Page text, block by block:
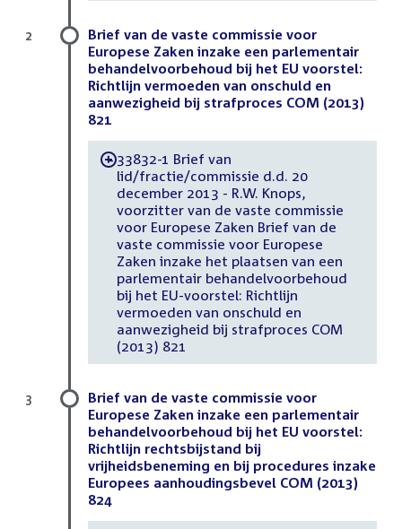
Brief van de vaste commissie voor
Europese Zaken inzake een parlementair
behandelvoorbehoud bij het EU voorstel:
Richtlijn vermoeden van onschuld en
aanwezigheid bij strafproces COM (2013)
821
-33832-1 Brief van
lid/fractie/commissie d.d. 20
december 2013 - R.W. Knops,
voorzitter van de vaste commissie
voor Europese Zaken Brief van de
vaste commissie voor Europese
Zaken inzake het plaatsen van een
parlementair behandelvoorbehoud
bij het EU-voorstel: Richtlijn
vermoeden van onschuld en
aanwezigheid bij strafproces COM
(2013) 821
2
Brief van de vaste commissie voor
Europese Zaken inzake een parlementair
behandelvoorbehoud bij het EU voorstel:
Richtlijn rechtsbijstand bij
vrijheidsbeneming en bij procedures inzake
Europees aanhoudingsbevel COM (2013)
824
3